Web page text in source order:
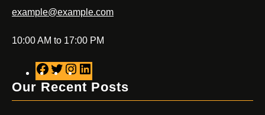
example@example.com
10:00 AM to 17:00 PM
F
a
T
w
n
i
Our Recent Posts